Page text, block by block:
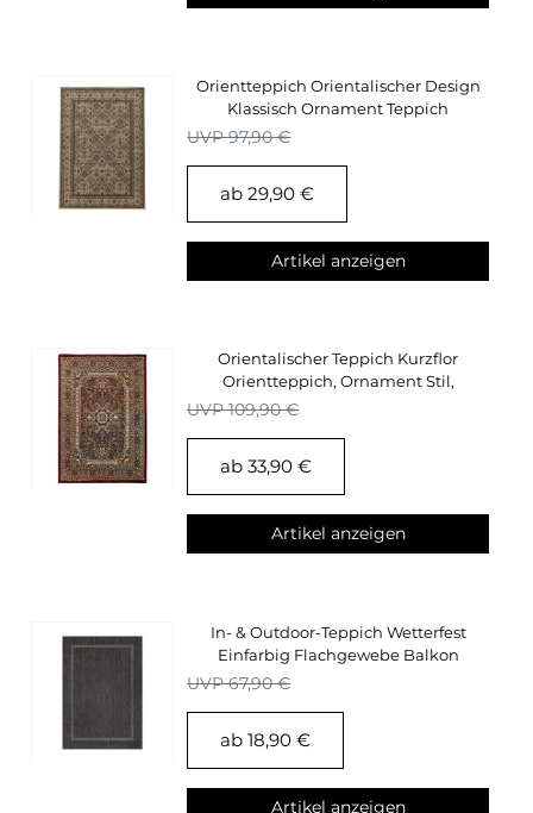
Orientteppich Orientalischer Design
Klassisch Ornament Teppich
Wohnzimmer Beige
UVP 97,90 €
ab 29,90 €
Artikel anzeigen
Orientalischer Teppich Kurzflor
Orientteppich, Ornament Stil,
Wohnzimmerteppich
UVP 109,90 €
ab 33,90 €
Artikel anzeigen
In- & Outdoor-Teppich Wetterfest
Einfarbig Flachgewebe Balkon
Terrasse Küche
UVP 67,90 €
ab 18,90 €
Artikel anzeigen